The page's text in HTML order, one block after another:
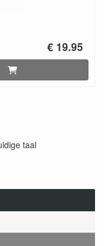
€ 19.95
taal